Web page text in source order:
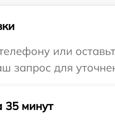
или
запрос для
35 минут